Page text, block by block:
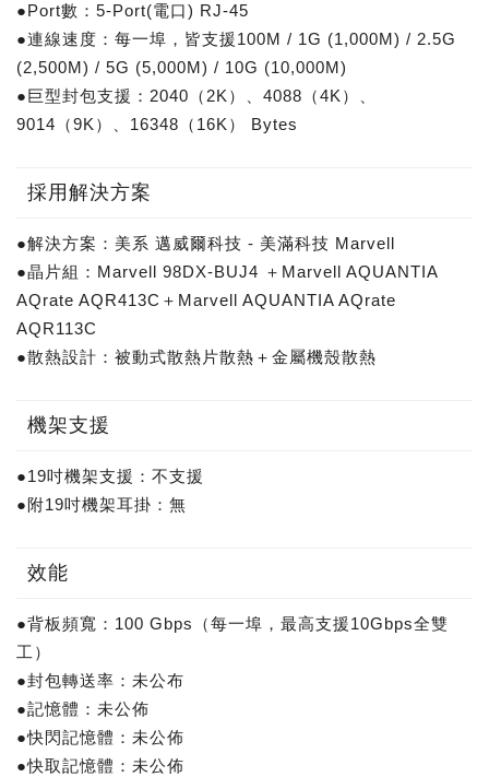
●Port數：5-Port(電口) RJ-45
●連線速度：每一埠，皆支援100M / 1G (1,000M) / 2.5G
(2,500M) / 5G (5,000M) / 10G (10,000M)
●巨型封包支援：2040（2K）、4088（4K）、
9014（9K）、16348（16K） Bytes
採用解決方案
●解決方案：美系 邁威爾科技 - 美滿科技 Marvell
●晶片組：Marvell 98DX-BUJ4 ＋Marvell AQUANTIA
AQrate AQR413C＋Marvell AQUANTIA AQrate
AQR113C
●散熱設計：被動式散熱片散熱＋金屬機殼散熱
機架支援
●19吋機架支援：不支援
●附19吋機架耳掛：無
效能
●背板頻寬：100 Gbps（每一埠，最高支援10Gbps全雙
工）
●封包轉送率：未公布
●記憶體：未公佈
●快閃記憶體：未公佈
●快取記憶體：未公佈